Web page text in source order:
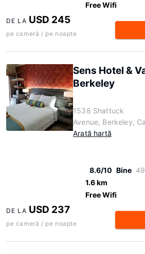
Free Wifi
DE LA USD 245
pe cameră / pe noapte
Sens Hotel &
Berkeley
1538 Shattuck
Avenue, Berkeley,
Arată hartă
8.6/10 Bine
1.6 km
Free Wifi
DE LA USD 237
pe cameră / pe noapte